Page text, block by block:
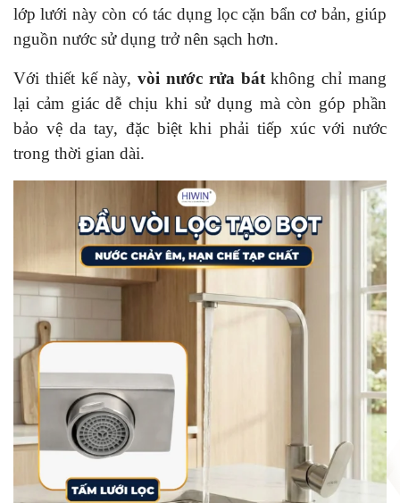
lớp lưới này còn có tác dụng lọc cặn bẩn cơ bản, giúp
nguồn nước sử dụng trở nên sạch hơn.
Với thiết kế này,vòi nước rửa bátkhông chỉ mang
lại cảm giác dễ chịu khi sử dụng mà còn góp phần
bảo vệ da tay, đặc biệt khi phải tiếp xúc với nước
trong thời gian dài.